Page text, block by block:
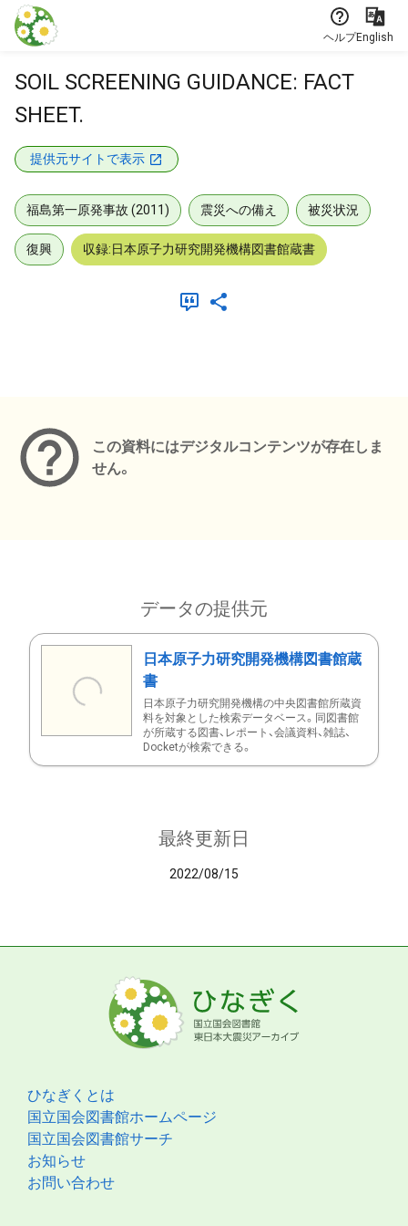
本文に飛ぶ
ヘルプEnglish
SOIL SCREENING GUIDANCE: FACT
SHEET.
提供元サイトで表示
福島第一原発事故 (2011) 震災への備え 被災状況
復興 収録:日本原子力研究開発機構図書館蔵書
この資料にはデジタルコンテンツが存在しま
せん。
データの提供元
日本原子力研究開発機構図書館蔵
書
日本原子力研究開発機構の中央図書館所蔵資
料を対象とした検索データベース。同図書館
が所蔵する図書、レポート、会議資料、雑誌、
Docketが検索できる。
最終更新日
2022/08/15
ひなぎくとは
国立国会図書館ホームページ
国立国会図書館サーチ
お知らせ
お問い合わせ